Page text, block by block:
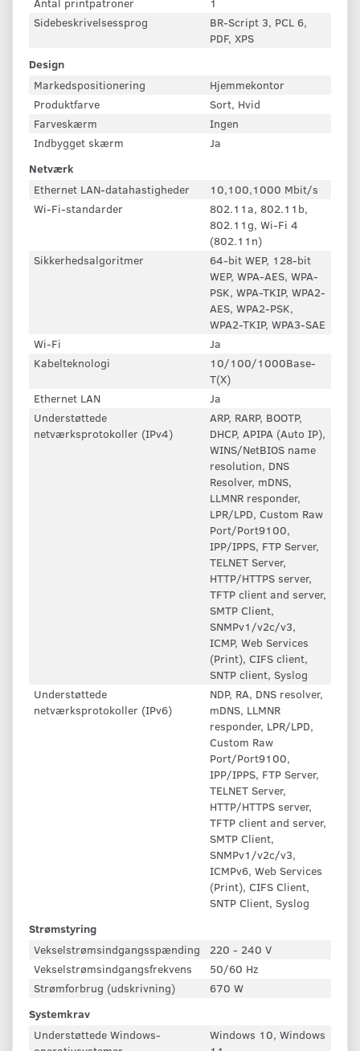
Sidebeskrivelsessprog
BR-Script 3, PCL 6,
PDF, XPS
Design
Markedspositionering
Hjemmekontor
Produktfarve
Sort, Hvid
Farveskærm
Ingen
Indbygget skærm
Ja
Netværk
Ethernet LAN-datahastigheder
10,100,1000 Mbit/s
Wi-Fi-standarder
802.11a, 802.11b,
802.11g, Wi-Fi 4
(802.11n)
Sikkerhedsalgoritmer
64-bit WEP, 128-bit
WEP, WPA-AES, WPA-
PSK, WPA-TKIP, WPA2-
AES, WPA2-PSK,
WPA2-TKIP, WPA3-SAE
Wi-Fi
Ja
Kabelteknologi
10/100/1000Base-
T(X)
Ethernet LAN
Ja
Understøttede
netværksprotokoller (IPv4)
ARP, RARP, BOOTP,
DHCP, APIPA (Auto IP),
WINS/NetBIOS name
resolution, DNS
Resolver, mDNS,
LLMNR responder,
LPR/LPD, Custom Raw
Port/Port9100,
IPP/IPPS, FTP Server,
TELNET Server,
HTTP/HTTPS server,
TFTP client and server,
SMTP Client,
SNMPv1/v2c/v3,
ICMP, Web Services
(Print), CIFS client,
SNTP client, Syslog
Understøttede
netværksprotokoller (IPv6)
NDP, RA, DNS resolver,
mDNS, LLMNR
responder, LPR/LPD,
Custom Raw
Port/Port9100,
IPP/IPPS, FTP Server,
TELNET Server,
HTTP/HTTPS server,
TFTP client and server,
SMTP Client,
SNMPv1/v2c/v3,
ICMPv6, Web Services
(Print), CIFS Client,
SNTP Client, Syslog
Strømstyring
Vekselstrømsindgangsspænding
220 - 240 V
Vekselstrømsindgangsfrekvens
50/60 Hz
Strømforbrug (udskrivning)
670 W
Systemkrav
Understøttede Windows-
Windows 10, Windows